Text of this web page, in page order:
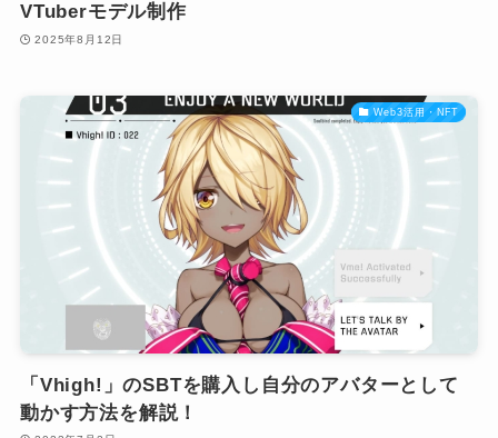
VTuberモデル制作
2025年8月12日
Web3活用・NFT
「Vhigh!」のSBTを購入し自分のアバターとして
動かす方法を解説！